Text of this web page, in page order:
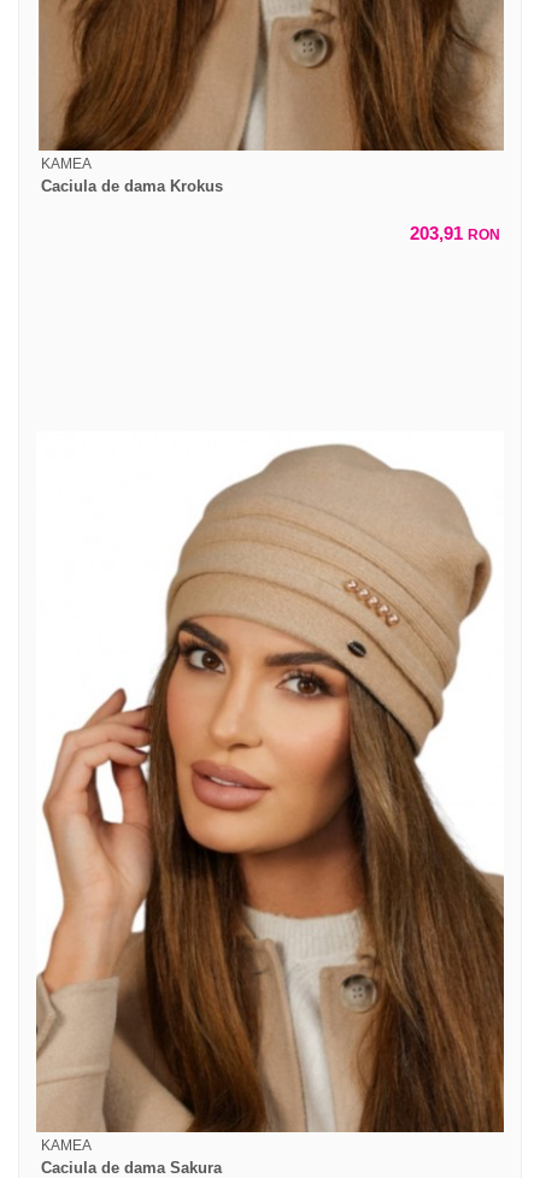
KAMEA
Caciula de dama Krokus
203,91 RON
KAMEA
Caciula de dama Sakura